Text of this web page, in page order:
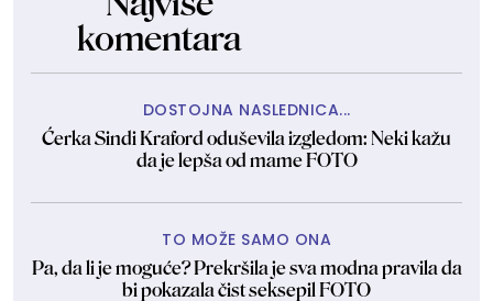
komentara
DOSTOJNA NASLEDNICA...
Ćerka Sindi Kraford oduševila izgledom: Neki kažu
da je lepša od mame FOTO
TO MOŽE SAMO ONA
Pa, da li je moguće? Prekršila je sva modna pravila da
bi pokazala čist seksepil FOTO